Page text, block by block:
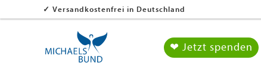
✓ Versandkostenfrei in Deutschland
❤ Jetzt spenden